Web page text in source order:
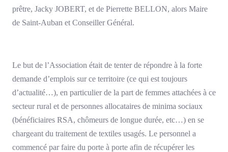
prêtre, Jacky JOBERT, et de Pierrette BELLON, alors Maire
de Saint-Auban et Conseiller Général.
Le but de l’Association était de tenter de répondre à la forte
demande d’emplois sur ce territoire (ce qui est toujours
d’actualité…), en particulier de la part de femmes attachées à ce
secteur rural et de personnes allocataires de minima sociaux
(bénéficiaires RSA, chômeurs de longue durée, etc…) en se
chargeant du traitement de textiles usagés. Le personnel a
commencé par faire du porte à porte afin de récupérer les